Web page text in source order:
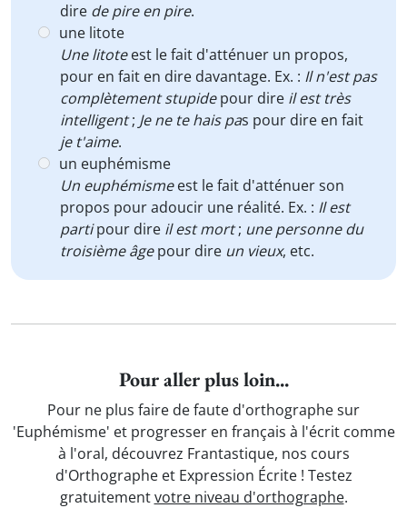
dire de pire en pire.
une litote
Une litoteest le fait d'atténuer un propos,
pour en fait en dire davantage. Ex. : Il n'est pas
complètement stupidepour dire il est très
intelligent; Je ne te hais pas pour dire en fait
je t'aime.
un euphémisme
Un euphémismeest le fait d'atténuer son
propos pour adoucir une réalité. Ex. : Il est
partipour dire il est mort; une personne du
troisième âgepour dire un vieux, etc.
Pour aller plus loin...
Pour ne plus faire de faute d'orthographe sur
'Euphémisme' et progresser en français à l'écrit comme
à l'oral, découvrez Frantastique, nos cours
d'Orthographe et Expression Écrite ! Testez
gratuitementvotre niveau d'orthographe.